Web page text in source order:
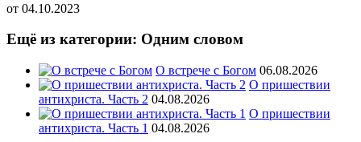
от 04.10.2023
Ещё из категории: Одним словом
О встрече с Богом 06.08.2026
О пришествии
антихриста. Часть 2 04.08.2026
О пришествии
антихриста. Часть 1 04.08.2026